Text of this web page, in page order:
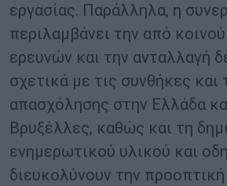
εργασίας. Παράλληλα, η
περιλαμβάνει την από
ερευνών και την ανταλλαγή
σχετικά με τις συνθήκες και
απασχόλησης στην Ελλάδα
Βρυξέλλες, καθώς και τη
ενημερωτικού υλικού και
διευκολύνουν την προοπτική